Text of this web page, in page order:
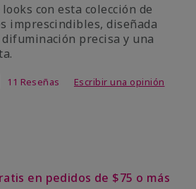
con esta colección de
imprescindibles, diseñada
precisa y una
de 5 de 5
11 Reseñas Escribir una opinión
en pedidos de $75 o más